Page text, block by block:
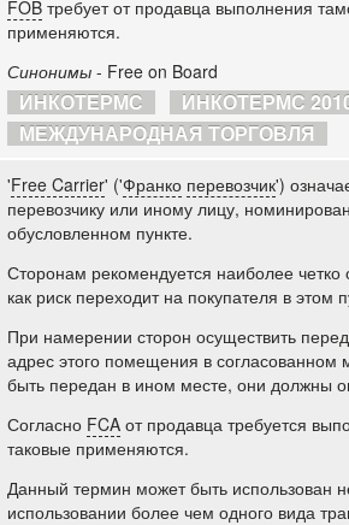
FOB требует от продавца выполнения
применяются.
Синонимы - Free on Board
ИНКОТЕРМС ИНКОТЕРМС
МЕЖДУНАРОДНАЯ ТОРГОВЛЯ
'Free Carrier' ('Франко перевозчик')
перевозчику или иному лицу,
обусловленном пункте.
Сторонам рекомендуется наиболее четко
как риск переходит на покупателя в этом
При намерении сторон осуществить
адрес этого помещения в согласованном
быть передан в ином месте, они должны
Согласно FCA от продавца требуется
таковые применяются.
Данный термин может быть использован
использовании более чем одного вида